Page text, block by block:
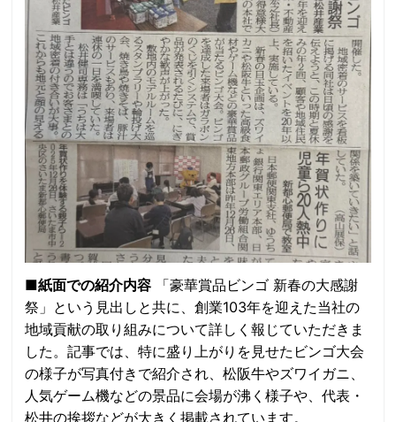
■紙面での紹介内容「豪華賞品ビンゴ 新春の大感謝
祭」という見出しと共に、創業103年を迎えた当社の
地域貢献の取り組みについて詳しく報じていただきま
した。記事では、特に盛り上がりを見せたビンゴ大会
の様子が写真付きで紹介され、松阪牛やズワイガニ、
人気ゲーム機などの景品に会場が沸く様子や、代表・
松井の挨拶などが大きく掲載されています。